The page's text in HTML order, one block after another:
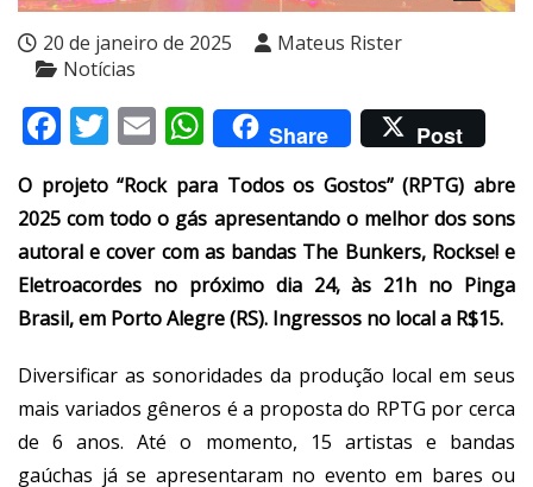
20 de janeiro de 2025
Mateus Rister
Notícias
Facebook
Twitter
EmailWhatsApp
Share Post
O projeto “Rock para Todos os Gostos” (RPTG) abre
2025 com todo o gás apresentando o melhor dos sons
autoral e cover com as bandas The Bunkers, Rockse! e
Eletroacordes no próximo dia 24, às 21h no Pinga
Brasil, em Porto Alegre (RS). Ingressos no local a R$15.
Diversificar as sonoridades da produção local em seus
mais variados gêneros é a proposta do RPTG por cerca
de 6 anos. Até o momento, 15 artistas e bandas
gaúchas já se apresentaram no evento em bares ou